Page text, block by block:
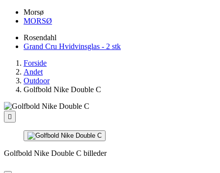
Morsø
MORSØ
Rosendahl
Grand Cru Hvidvinsglas - 2 stk
Forside
Andet
Outdoor
Golfbold Nike Double C

Golfbold Nike Double C billeder